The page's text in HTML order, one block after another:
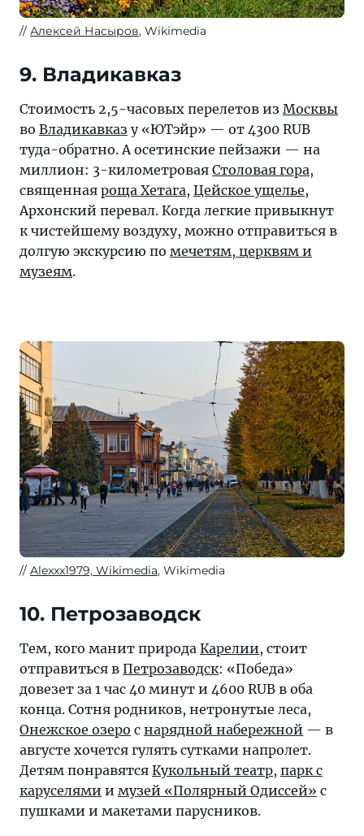
Алексей Насыров, Wikimedia
9. Владикавказ
Стоимость 2,5-часовых перелетов из Москвы
во Владикавказ у «ЮТэйр» — от 4300 RUB
туда-обратно. А осетинские пейзажи — на
миллион: 3-километровая Столовая гора,
священная роща Хетага, Цейское ущелье,
Архонский перевал. Когда легкие привыкнут
к чистейшему воздуху, можно отправиться в
долгую экскурсию по мечетям, церквям и
музеям.
Alexxx1979, Wikimedia, Wikimedia
10. Петрозаводск
Тем, кого манит природа Карелии, стоит
отправиться в Петрозаводск: «Победа»
довезет за 1 час 40 минут и 4600 RUB в оба
конца. Сотня родников, нетронутые леса,
Онежское озеро с нарядной набережной — в
августе хочется гулять сутками напролет.
Детям понравятся Кукольный театр, парк с
каруселями и музей «Полярный Одиссей» с
пушками и макетами парусников.